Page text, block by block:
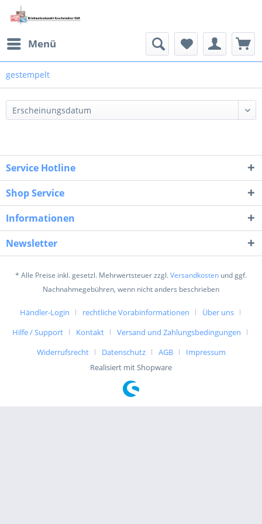
Menü
gestempelt
Service Hotline
Shop Service
Informationen
Newsletter
* Alle Preise inkl. gesetzl. Mehrwertsteuer zzgl.Versandkosten und ggf.
Nachnahmegebühren, wenn nicht anders beschrieben
Händler-Login rechtliche Vorabinformationen
Über uns
Hilfe / Support
Kontakt
Versand und Zahlungsbedingungen
Widerrufsrecht
Datenschutz AGB
Impressum
Realisiert mit Shopware